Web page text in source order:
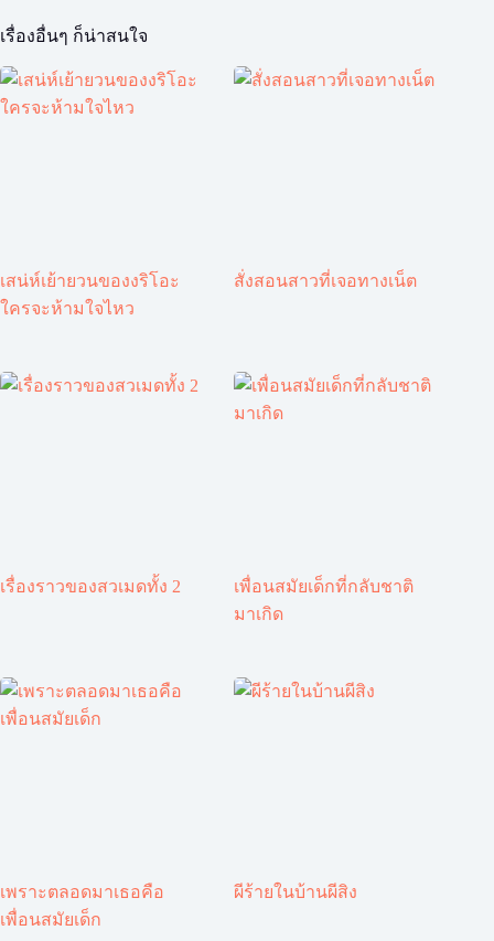
เรื่องอื่นๆ ก็น่าสนใจ
เสน่ห์เย้ายวนของงริโอะ
ใครจะห้ามใจไหว
สั่งสอนสาวที่เจอทางเน็ต
เรื่องราวของสวเมดทั้ง 2
เพื่อนสมัยเด็กที่กลับชาติ
มาเกิด
เพราะตลอดมาเธอคือ
เพื่อนสมัยเด็ก
ผีร้ายในบ้านผีสิง